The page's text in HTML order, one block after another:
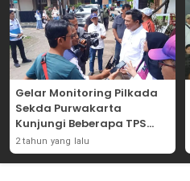
Gelar Monitoring Pilkada
Sekda Purwakarta
Kunjungi Beberapa TPS
Yang Ada Di Purwakarta
2 tahun yang lalu